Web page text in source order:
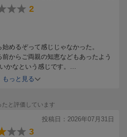
2
めるぞって感じじゃなかった。
からご両親の知恵などもあったよう
かなという感じです。
は無いが、買う前に1度書店に行っ
の本を読むのならオススメです。基
ると難しいかもしれません。
もっと見る
と評価しています
投稿日：2026年07月31日
3